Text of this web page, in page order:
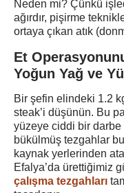
Neden mi? Çünkü
ağırdır, pişirme
ortaya çıkan atık
Et
Yoğun Yağ ve
Bir şefin elindeki 1.2
steak’i düşünün. Bu
yüzeye ciddi bir darbe
bükülmüş tezgahlar
kaynak yerlerinden
Efalya’da ürettiğimiz
çalışma tezgahları